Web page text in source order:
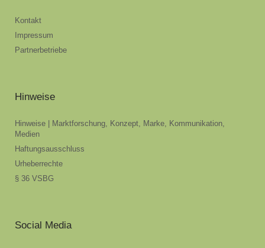
Kontakt
Impressum
Partnerbetriebe
Hinweise
Hinweise | Marktforschung, Konzept, Marke, Kommunikation,
Medien
Haftungsausschluss
Urheberrechte
§ 36 VSBG
Social Media